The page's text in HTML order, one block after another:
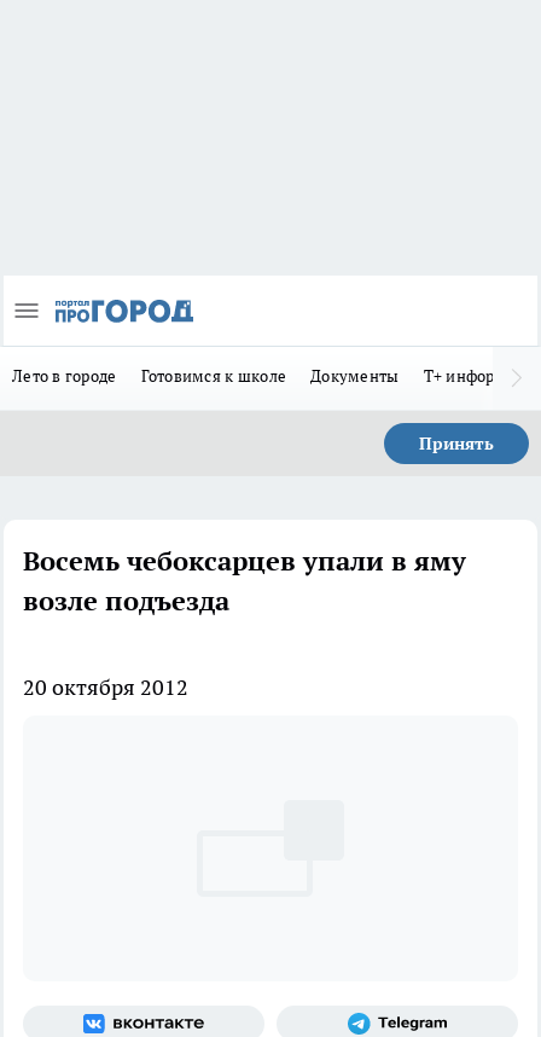
Лето в городе Готовимся к школе Документы Т+
Принять
Восемь чебоксарцев упали в яму
возле подъезда
20 октября 2012